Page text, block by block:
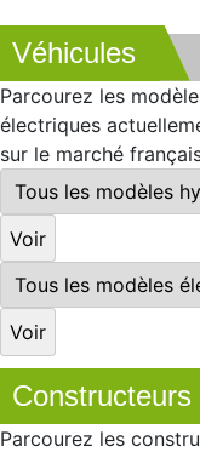
Véhicules
Parcourez les
électriques
sur le marché
Constructeurs
Parcourez les